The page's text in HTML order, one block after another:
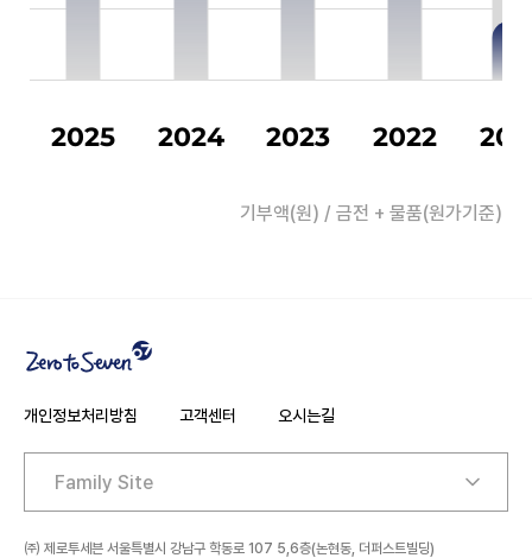
2025 2024 2023 2022
기부액(원) / 금전 + 물품(원가기준)
개인정보처리방침 고객센터 오시는길
주소
㈜ 제로투세븐 서울특별시 강남구 학동로 107 5,6층(논현동, 더퍼스트빌딩)